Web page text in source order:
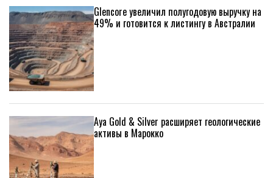
Glencore увеличил полугодовую выручку на
49% и готовится к листингу в Австралии
Aya Gold & Silver расширяет геологические
активы в Марокко